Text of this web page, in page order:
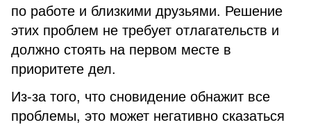
по работе и близкими друзьями. Решение
этих проблем не требует отлагательств и
должно стоять на первом месте в
приоритете дел.
Из-за того, что сновидение обнажит все
проблемы, это может негативно сказаться